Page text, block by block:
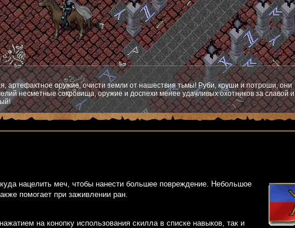
артефактное оружие, очисти земли от нашествия тьмы! Руби, круши и потроши, они
несметные сокровища, оружие и доспехи менее удачливых охотников за славой и
нацелить меч, чтобы нанести большее повреждение. Небольшое
помогает при заживлении ран.
на конопку использования скилла в списке навыков, так и